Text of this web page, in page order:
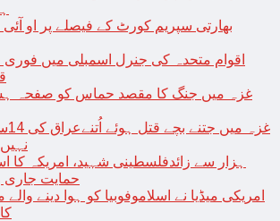
بھارتی سپریم کورٹ کے فیصلے پر او
اقوام متحدہ کی جنرل اسمبلی میں
غزہ میں جنگ کا مقصد حماس کو صفحہ
حمایت جاری
امریکی میڈیا نے اسلاموفوبیا کو ہوا دینے